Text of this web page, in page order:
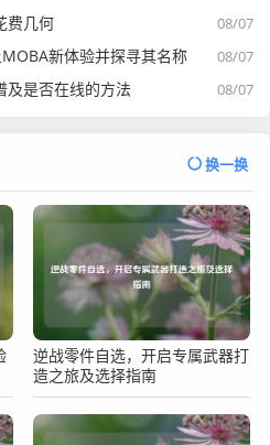
08/07
费几何
08/07
新体验并探寻其名称
08/07
及是否在线的方法
换一换
逆战零件自选，开启专属武器打
造之旅及选择指南